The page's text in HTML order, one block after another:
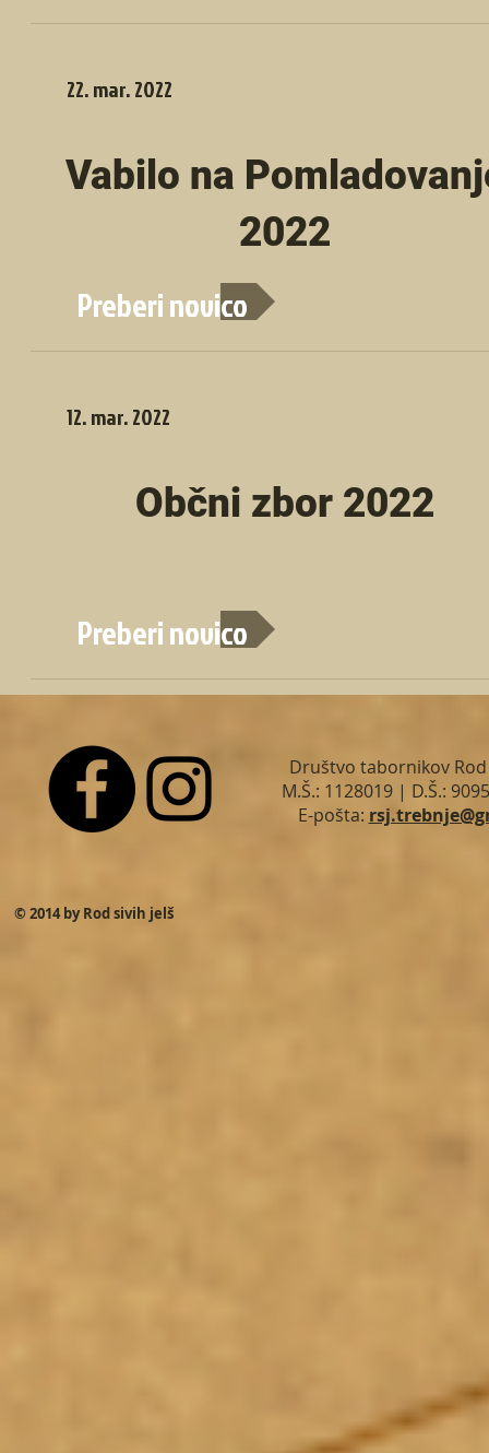
22. mar. 2022
Vabilo na
2022
Preberi novico
12. mar. 2022
Občni zbor 2022
Preberi novico
Društvo tabornikov Rod
M.Š.: 1128019 | D.Š.:
E-pošta:
© 2014 by Rod sivih jelš